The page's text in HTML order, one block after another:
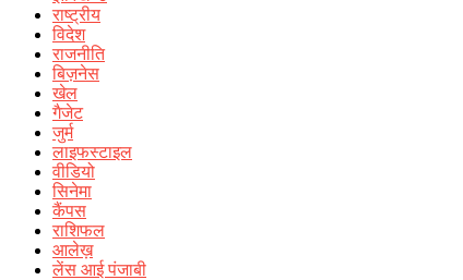
राष्ट्रीय
विदेश
राजनीति
बिज़नेस
खेल
गैजेट
जुर्म
लाइफस्टाइल
वीडियो
सिनेमा
कैंपस
राशिफल
आलेख़
लेंस आई पंजाबी